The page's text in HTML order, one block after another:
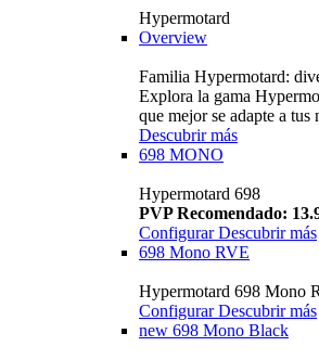
Hypermotard
Overview
Familia Hypermotard:
Explora la gama
que mejor se adapte a tus
Descubrir más
698 MONO
Hypermotard 698
PVP Recomendado:
ConfigurarDescubrir más
698 Mono RVE
Hypermotard 698 Mono
Configurar Descubrir más
new 698 Mono Black